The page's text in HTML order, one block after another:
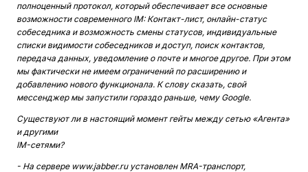
полноценный протокол, который обеспечивает все основные
возможности современного IM: Контакт-лист, онлайн-статус
собеседника и возможность смены статусов, индивидуальные
списки видимости собеседников и доступ, поиск контактов,
передача данных, уведомление о почте и многое другое. При этом
мы фактически не имеем ограничений по расширению и
добавлению нового функционала. К слову сказать, свой
мессенджер мы запустили гораздо раньше, чему Google.
Существуют ли в настоящий момент гейты между сетью «Агента»
и другими
IM-сетями?
- На сервере www.jabber.ru установлен MRA-транспорт,